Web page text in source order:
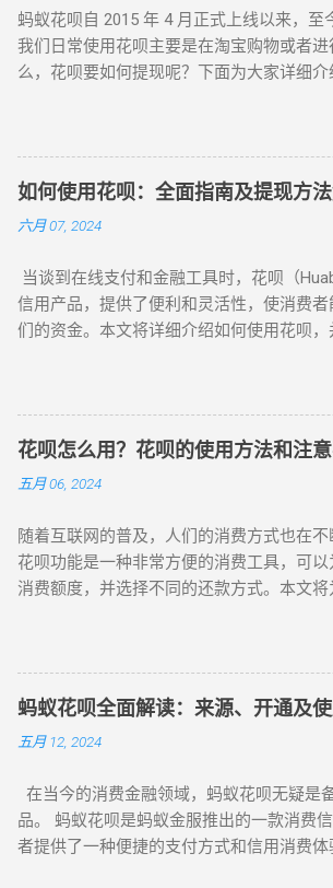
（不包括花呗套现次数），用户的花呗额度
而，部分人因某些缘由需要现金，却无法直
产生了套现的想法。花呗套现即把花呗信用
实现。用户在商家或中介处虚假购买商品
付，商家或中介将款项返还给用户，同时
注意的是，花呗额度仅能用于特定商户的购
当作现金。当用户套现成功后，套现金额会
在到期还款日之前还款，若无法一次性还清
频繁套现。此外，花呗套现存在一定风险
商家失联等情况，可能导致资金损失。 总
用额度转化为现金使用的途径，但要留意
频繁套现。 淘宝虚假购物拍下店铺链接收
现起初的形式，也是对套现双方较为便捷
对套现店铺几乎无限制，只要缴纳 1000 至
铺提供花呗套现服务。此阶段的手续费也相
折，即扣除套现金额的 15%作为手续费，甚
25%手续费。 当下互联网信用支付平台发
“花呗”和“借呗”，以及京东商城的“京东白条
在线套现服务。近期，支付宝花呗支付的
操作简便且额度较大，由此掀起一股热潮
服推出的个人消费信贷产品。申请开通后，
蚂蚁花呗自 2015 年 4 月正式上线以来，至
我们日常使用花呗主要是在淘宝购物或者
么，花呗要如何提现呢？下面为大家详细介
下消费时用来付钱的那个“收钱码”。将花呗
呗）。 在支付宝的搜索栏中搜索“收钱码”。
码”。 可以选择“官方寄送”，付完款后，官方
你填写的地址。收到后，你就拥有了属于自
己的“收钱码”后，你就可以将自己花呗的钱
友的账户上，然后让朋友将他的花呗钱扫
就可以申请提现了。 文章推荐 为大家推荐
作时，一定要谨慎选择平台，确保资金安
遵守相关法律法规，避免不必要的风险。
如何使用花呗：全面指南及提现方
六月 07, 2024
当谈到在线支付和金融工具时，花呗（
信用产品，提供了便利和灵活性，使消费
们的资金。本文将详细介绍如何使用花呗
册和开通花呗账户 首先，您需要拥有一个
后，您可以申请开通花呗服务。具体步骤如
用并登录您的账户。 在应用中找到“花呗”选
提交必要的信息和文件。 等待审核通过，通
统会自动将花呗与您的支付宝账户关联。
时，可以选择使用花呗作为支付方式，享
验。 3. 使用花呗进行消费 在购物时，您可
为支付方式。 根据您的花呗额度和信用情
其他灵活的还款选项。 确认支付。 这种方
用分摊到不同的期限内进行还款，以减轻一
4. 如何将花呗额度提现 在某些情况下，您
度转换为现金。以下是几种常见的提现方法
友的店铺使用花呗刷一笔金额，然后朋友再
式将款项返还给您。 方法二：在线购物提
买虚拟商品，完成交易后联系商家。商家会
花呗怎么用？花呗的使用方法和注意
五月 06, 2024
随着互联网的普及，人们的消费方式也在
花呗功能是一种非常方便的消费工具，可
消费额度，并选择不同的还款方式。本文
使用方法和注意事项！ 一、花呗的使用方
身份验证，输入支付密码进行身份验证。
得一定的消费额度。在淘宝、天猫等支付宝
付即可。 二、花呗的优点 方便快捷：无需
方式，如分期还款、延期还款等。 安全可
风控体系，保障用户的资金安全。 三、花
用：要合理使用花呗，避免过度消费和逾期
蚂蚁花呗全面解读：来源、开通及
五月 12, 2024
在当今的消费金融领域，蚂蚁花呗无疑是
品。 蚂蚁花呗是蚂蚁金服推出的一款消费
者提供了一种便捷的支付方式和信用消费